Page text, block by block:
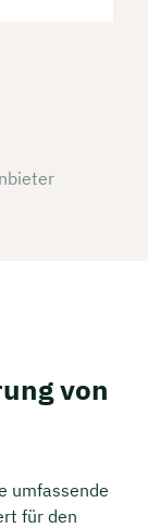
von
umfassende
für den